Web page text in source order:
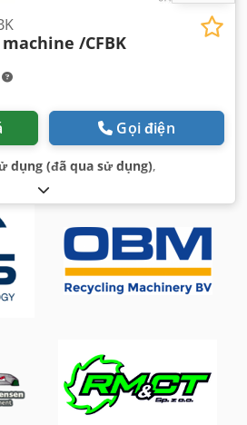
/CFBK
Gọi điện
dụng (đã qua sử dụng),